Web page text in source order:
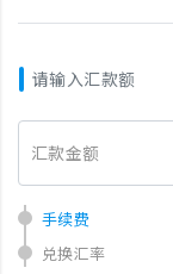
请输入汇款额
汇款金额
手续费
兑换汇率